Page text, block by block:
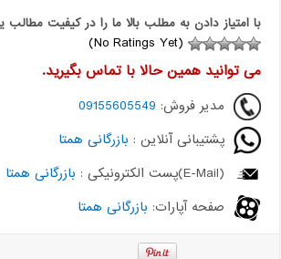
با امتياز دادن به مطلب بالا ما را در کيفيت مطالب
(No Ratings Yet)
می توانید همین حالا با تماس بگیرید.
مدیر فروش: 09155605549
پشتیبانی آنلاین : بازرگانی همتا
(E-Mail)پست الکترونیکی :
بازرگانی همتا
صفحه آپارات: بازرگانی همتا